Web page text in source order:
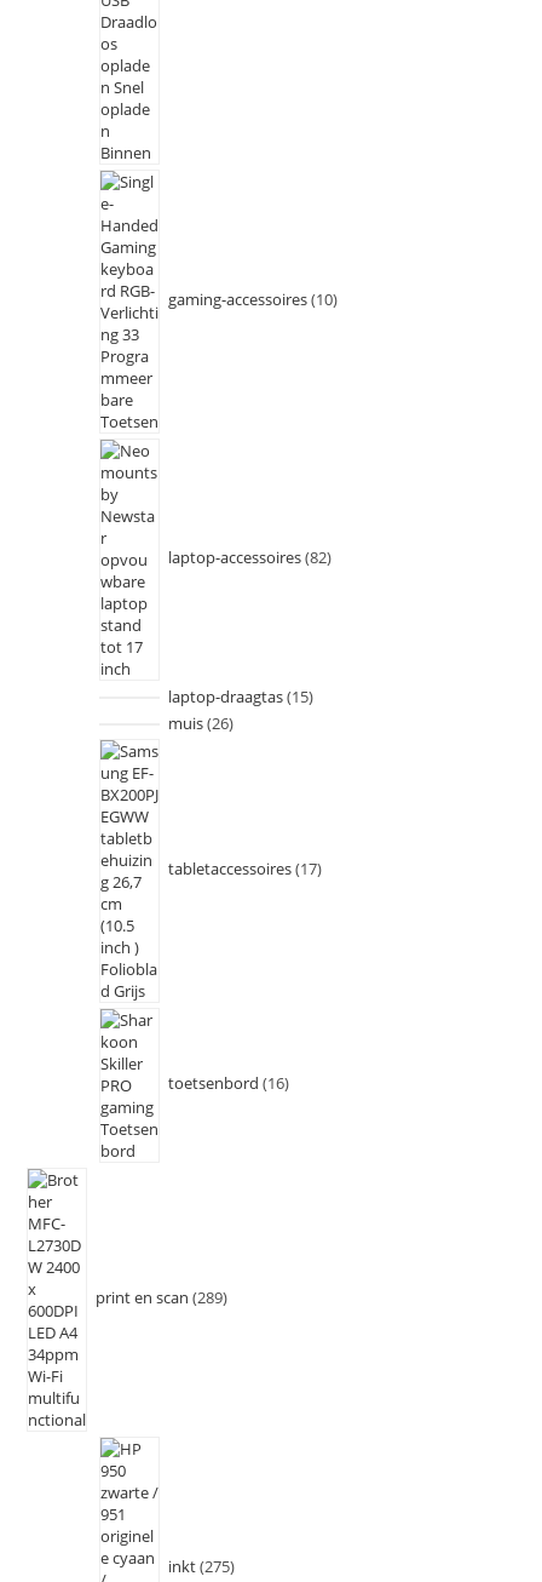
gaming-accessoires 10
laptop-accessoires 82
laptop-draagtas 15
muis 26
tabletaccessoires 17
toetsenbord 16
print en scan 289
inkt 275